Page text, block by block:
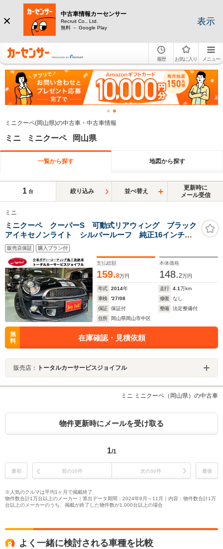
中古車情報カーセンサー
Recruit Co., Ltd.
無料 － Google Play
表示
履歴 お気に入り メニュー
ミニクーペ(岡山県)の中古車・中古車情報
ミニ ミニクーペ 岡山県
一覧から探す 地図から探す
1 台 絞り込み 並べ替え
更新時に
メール受信
ミニ
ミニクーペ クーパーS 可動式リアウィング ブラック
アイキセノンライト シルバールーフ 純正16インチブ
ラックAW パドルシフト プッシュエンジンスタート
CABANAシートカバー ETC 前後フォグ スペアキ
ー 取説点検記録簿 禁煙車
販売店保証 購入プラン付
支払総額
159.8万円
本体価格
148.2万円
年式 2014年 走行 4.1万km
車検
'27/08 修復
なし
保証
保証付 整備
法定整備付
住所
岡山県岡山市中区
無
料
在庫確認・見積依頼
販売店： トータルカーサービスジョイフル
ミニ ミニクーペ（岡山県）の中古車
物件更新時にメールを受け取る
1/1
最初 前の30件 次の30件 最後
※人気のクルマは平均1ヶ月で掲載終了
物件数合計1万台以上のメーカー｜算出データ期間：2024年9月～11月｜内容：物件数合計1万
台以上のメーカーのうち、掲載が終了した物件数が1,000台以上の場合
よく一緒に検討される車種を比較